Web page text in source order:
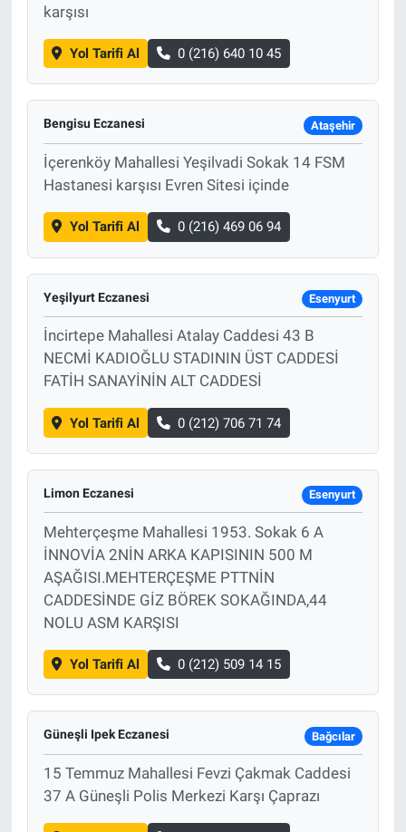
karşısı
Yol Tarifi Al 0 (216) 640 10 45
Bengisu Eczanesi Ataşehir
İçerenköy Mahallesi Yeşilvadi Sokak 14 FSM
Hastanesi karşısı Evren Sitesi içinde
Yol Tarifi Al 0 (216) 469 06 94
Yeşilyurt Eczanesi Esenyurt
İncirtepe Mahallesi Atalay Caddesi 43 B
NECMİ KADIOĞLU STADININ ÜST CADDESİ
FATİH SANAYİNİN ALT CADDESİ
Yol Tarifi Al 0 (212) 706 71 74
Limon Eczanesi Esenyurt
Mehterçeşme Mahallesi 1953. Sokak 6 A
İNNOVİA 2NİN ARKA KAPISININ 500 M
AŞAĞISI.MEHTERÇEŞME PTTNİN
CADDESİNDE GİZ BÖREK SOKAĞINDA,44
NOLU ASM KARŞISI
Yol Tarifi Al 0 (212) 509 14 15
Güneşli Ipek Eczanesi Bağcılar
15 Temmuz Mahallesi Fevzi Çakmak Caddesi
37 A Güneşli Polis Merkezi Karşı Çaprazı